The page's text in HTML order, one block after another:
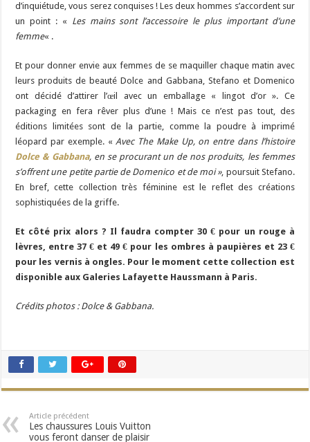
d’inquiétude, vous serez conquises ! Les deux hommes s’accordent sur
un point : « Les mains sont l’accessoire le plus important d’une
femme« .
Et pour donner envie aux femmes de se maquiller chaque matin avec
leurs produits de beauté Dolce and Gabbana, Stefano et Domenico
ont décidé d’attirer l’œil avec un emballage « lingot d’or ». Ce
packaging en fera rêver plus d’une ! Mais ce n’est pas tout, des
éditions limitées sont de la partie, comme la poudre à imprimé
léopard par exemple. «Avec The Make Up, on entre dans l’histoire
Dolce & Gabbana, en se procurant un de nos produits, les femmes
s’offrent une petite partie de Domenico et de moi », poursuit Stefano.
En bref, cette collection très féminine est le reflet des créations
sophistiquées de la griffe.
Et côté prix alors ? Il faudra compter 30 € pour un rouge à
lèvres, entre 37 € et 49 € pour les ombres à paupières et 23 €
pour les vernis à ongles. Pour le moment cette collection est
disponible aux Galeries Lafayette Haussmann à Paris.
Crédits photos : Dolce & Gabbana.
Article précédent
Les chaussures Louis Vuitton
vous feront danser de plaisir